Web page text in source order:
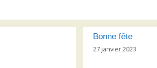
Bonne fête
27 janvier 2023